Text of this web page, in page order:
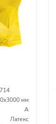
мм
A
Латекс